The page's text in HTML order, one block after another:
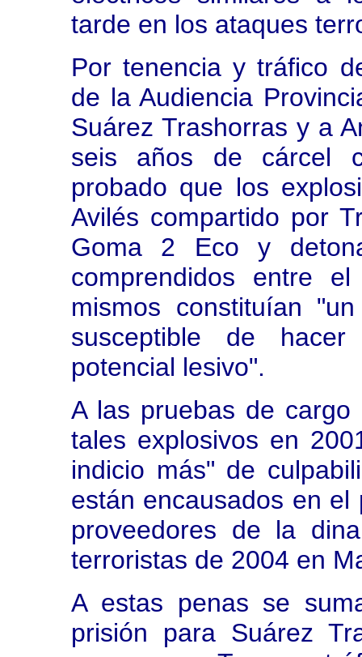
tarde en los ataques
Por tenencia y tráfico
de la Audiencia
Suárez Trashorras y a
seis años de cárcel
probado que los
Avilés compartido por
Goma 2 Eco y
comprendidos entre
mismos constituían
susceptible de
potencial lesivo".
A las pruebas de
tales explosivos en
indicio más" de
están encausados en
proveedores de la
terroristas de 2004 en
A estas penas se
prisión para Suárez